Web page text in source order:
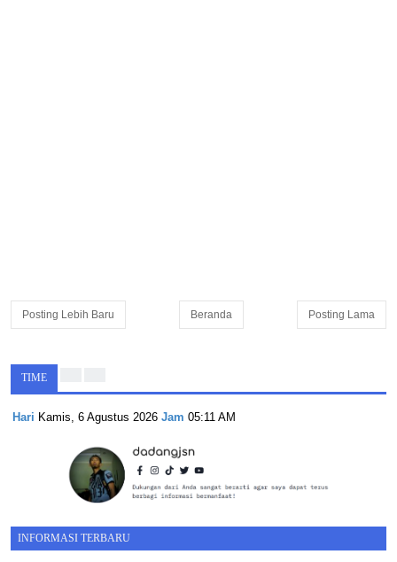
Posting Lebih Baru Posting Lama
Beranda
TIME
Hari Kamis, 6 Agustus 2026 Jam 05:11 AM
INFORMASI TERBARU